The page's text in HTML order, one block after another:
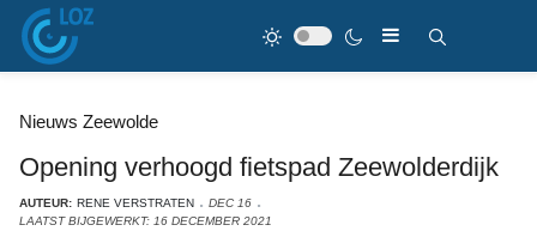
Nieuws Zeewolde
Opening verhoogd fietspad Zeewolderdijk
AUTEUR: RENE VERSTRATEN
DEC 16
LAATST BIJGEWERKT: 16 DECEMBER 2021